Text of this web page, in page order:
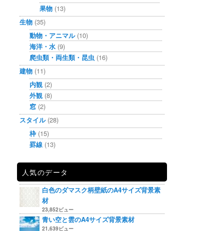
果物 (13)
生物 (35)
動物・アニマル(10)
海洋・水 (9)
爬虫類・両生類・昆虫 (16)
建物 (11)
内観 (2)
外観 (8)
窓 (2)
スタイル(28)
枠 (15)
罫線 (13)
人気のデータ
白色のダマスク柄壁紙のA4サイズ背景素
材
23,852ビュー
青い空と雲のA4サイズ背景素材
21,639ビュー